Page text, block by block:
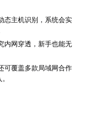
态主机识别，系统会实
内网穿透，新手也能无
可覆盖多款局域网合作